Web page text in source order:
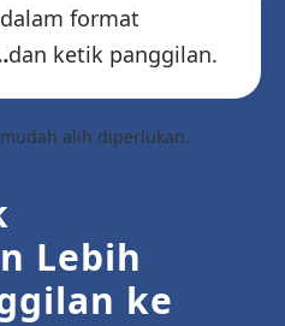
format
dan ketik panggilan.
alih diperlukan.
Lebih
ke